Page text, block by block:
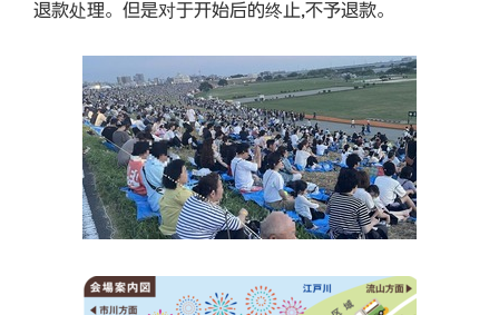
退款处理。但是对于开始后的终止,不予退款。